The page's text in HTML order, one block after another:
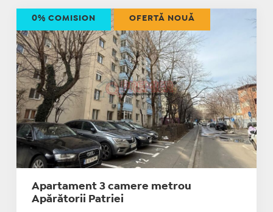
Apartament 3 camere metrou
Apărătorii Patriei
0% COMISION OFERTĂ NOUĂ